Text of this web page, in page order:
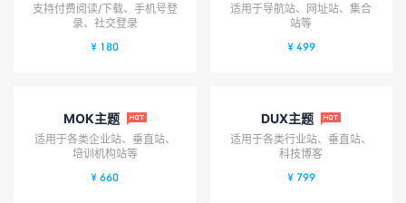
支持付费阅读/下载、手机号登
录、社交登录
¥ 180
适用于导航站、网址站、集合
站等
¥ 499
MOK主题 
适用于各类企业站、垂直站、
培训机构站等
¥ 660
DUX主题 
适用于各类行业站、垂直站、
科技博客
¥ 799